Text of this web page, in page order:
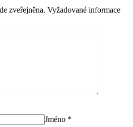
zveřejněna. Vyžadované informace
Jméno *